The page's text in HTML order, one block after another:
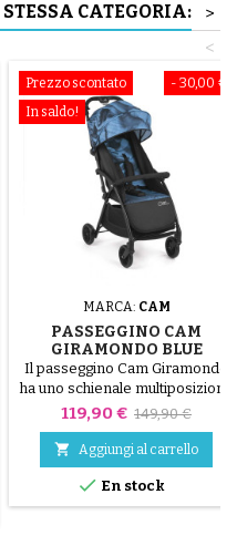
CATEGORIA:
>
<
- 30,00 €
Prezzo scontato
In saldo!
MARCA: CAM
PASSEGGINO CAM
GIRAMONDO BLUE
Il passeggino Cam Giramondo
ha uno schienale multiposizione
utilizzabile dalla nascita fino a 36
Prezzo
119,90 € Prezzo
base
149,90 €
 Aggiungi al carrello
 En stock